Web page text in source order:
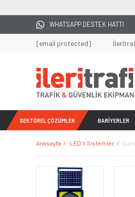
2500 TL
WHATSAPP DESTEK HATTI
[email protected]
SEKTÖREL ÇÖZÜMLER BARİYERLER
Anasayfa LED' li Sistemler